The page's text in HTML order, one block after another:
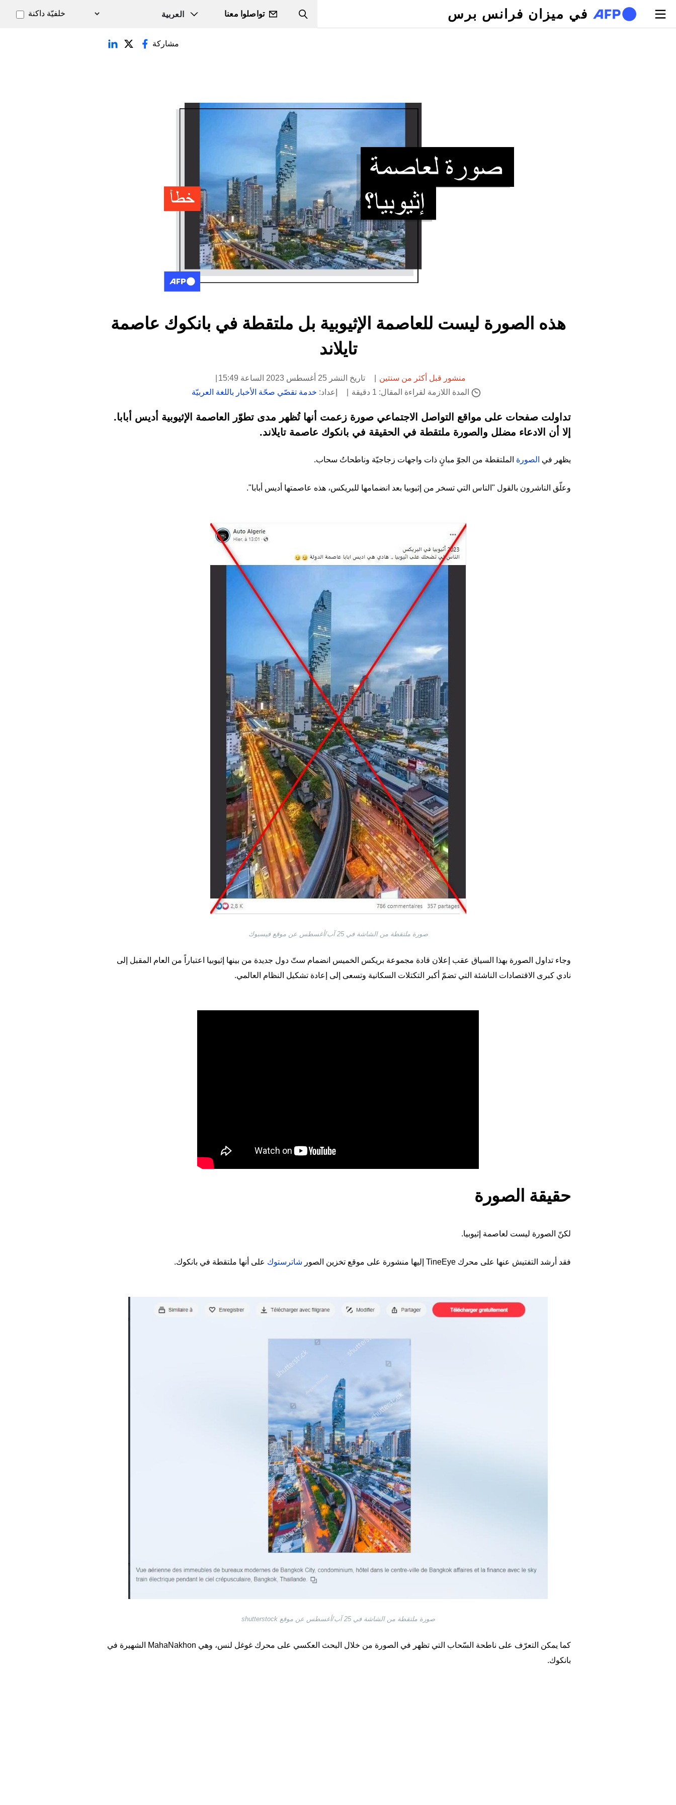
تجاوز إلى المحتوى الرئيسي
في ميزان فرانس برس Search
تواصلوا معنا خلفيّة داكنة
التبويبات الأساسية مشاركة
هذه الصورة ليست للعاصمة الإثيوبية بل ملتقطة في بانكوك عاصمة
تايلاند
منشور قبل أكثر من سنتين
تاريخ النشر 25 أغسطس 2023 الساعة 15:49
المدة اللازمة لقراءة المقال: 1 دقيقة
إعداد: خدمة تقصّي صحّة الأخبار باللغة العربيّة
تداولت صفحات على مواقع التواصل الاجتماعي صورة زعمت أنها تُظهر مدى تطوّر العاصمة الإثيوبية أديس أبابا.
إلا أن الادعاء مضلل والصورة ملتقطة في الحقيقة في بانكوك عاصمة تايلاند.
يظهر في الصورة الملتقطة من الجوّ مبانٍ ذات واجهات زجاجيّة وناطحاتُ سحاب.
وعلّق الناشرون بالقول "الناس التي تسخر من إثيوبيا بعد انضمامها للبريكس، هذه عاصمتها أديس أبابا".
صورة ملتقطة من الشاشة في 25 آب/أغسطس عن موقع فيسبوك
وجاء تداول الصورة بهذا السياق عقب إعلان قادة مجموعة بريكس الخميس انضمام ستّ دول جديدة من بينها إثيوبيا اعتباراً من العام المقبل إلى
نادي كبرى الاقتصادات الناشئة التي تضمّ أكبر التكتلات السكانية وتسعى إلى إعادة تشكيل النظام العالمي.
حقيقة الصورة
لكنّ الصورة ليست لعاصمة إثيوبيا.
فقد أرشد التفتيش عنها على محرك TineEye إليها منشورة على موقع تخزين الصور شاترستوك على أنها ملتقطة في بانكوك.
صورة ملتقطة من الشاشة في 25 آب/أغسطس عن موقع shutterstock
كما يمكن التعرّف على ناطحة السّحاب التي تظهر في الصورة من خلال البحث العكسي على محرك غوغل لنس، وهي MahaNakhon الشهيرة في
بانكوك.